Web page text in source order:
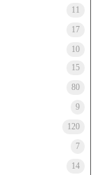
11
17
10
15
80
9
120
7
14